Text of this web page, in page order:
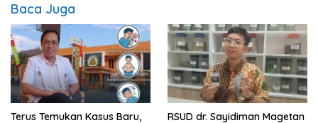
Baca Juga
Terus Temukan Kasus Baru,
RSUD dr. Sayidiman Magetan